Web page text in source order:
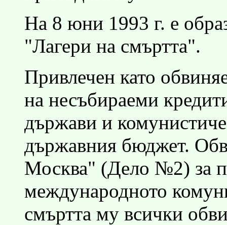
На 8 юни 1993 г. е
"Лагери на смъртта".
Привлечен като
на несъбираеми
държави и
държавния бюджет.
Москва" (Дело №2) за
международното
смъртта му всички